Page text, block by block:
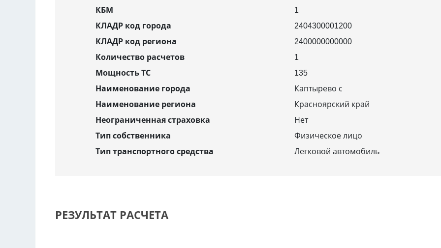
КБМ
1
КЛАДР код города
2404300001200
КЛАДР код региона
2400000000000
Количество расчетов
1
Мощность ТС
135
Наименование города
Каптырево с
Наименование региона
Красноярский край
Неограниченная страховка
Нет
Тип собственника
Физическое лицо
Тип транспортного средства
Легковой автомобиль
РЕЗУЛЬТАТ РАСЧЕТА